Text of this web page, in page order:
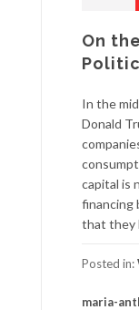
On
In the
Donald
capital is
financing
that they
Posted in:
maria-